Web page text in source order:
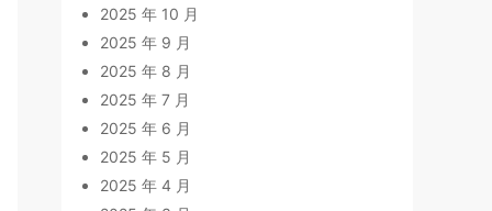
2025 年 10 月
2025 年 9 月
2025 年 8 月
2025 年 7 月
2025 年 6 月
2025 年 5 月
2025 年 4 月